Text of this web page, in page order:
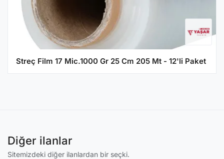
Streç Film 17 Mic.1000 Gr 25 Cm 205 Mt - 12'li Paket
Diğer ilanlar
Sitemizdeki diğer ilanlardan bir seçki.